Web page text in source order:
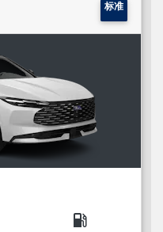
标准
local_gas_station